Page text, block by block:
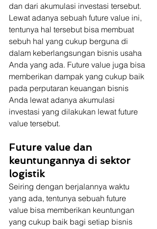
dan dari akumulasi investasi tersebut.
Lewat adanya sebuah future value ini,
tentunya hal tersebut bisa membuat
sebuh hal yang cukup berguna di
dalam keberlangsungan bisnis usaha
Anda yang ada. Future value juga bisa
memberikan dampak yang cukup baik
pada perputaran keuangan bisnis
Anda lewat adanya akumulasi
investasi yang dilakukan lewat future
value tersebut.
Future value dan
keuntungannya di sektor
logistik
Seiring dengan berjalannya waktu
yang ada, tentunya sebuah future
value bisa memberikan keuntungan
yang cukup baik bagi setiap bisnis